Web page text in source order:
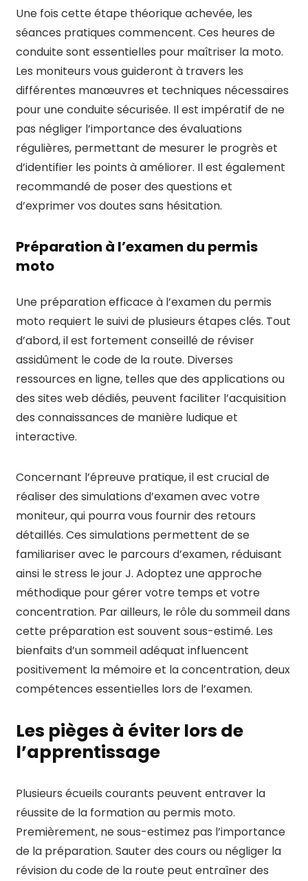
Une fois cette étape théorique achevée, les
séances pratiques commencent. Ces heures de
conduite sont essentielles pour maîtriser la moto.
Les moniteurs vous guideront à travers les
différentes manœuvres et techniques nécessaires
pour une conduite sécurisée. Il est impératif de ne
pas négliger l’importance des évaluations
régulières, permettant de mesurer le progrès et
d’identifier les points à améliorer. Il est également
recommandé de poser des questions et
d’exprimer vos doutes sans hésitation.
Préparation à l’examen du permis
moto
Une préparation efficace à l’examen du permis
moto requiert le suivi de plusieurs étapes clés. Tout
d’abord, il est fortement conseillé de réviser
assidûment le code de la route. Diverses
ressources en ligne, telles que des applications ou
des sites web dédiés, peuvent faciliter l’acquisition
des connaissances de manière ludique et
interactive.
Concernant l’épreuve pratique, il est crucial de
réaliser des simulations d’examen avec votre
moniteur, qui pourra vous fournir des retours
détaillés. Ces simulations permettent de se
familiariser avec le parcours d’examen, réduisant
ainsi le stress le jour J. Adoptez une approche
méthodique pour gérer votre temps et votre
concentration. Par ailleurs, le rôle du sommeil dans
cette préparation est souvent sous-estimé. Les
bienfaits d’un sommeil adéquat influencent
positivement la mémoire et la concentration, deux
compétences essentielles lors de l’examen.
Les pièges à éviter lors de
l’apprentissage
Plusieurs écueils courants peuvent entraver la
réussite de la formation au permis moto.
Premièrement, ne sous-estimez pas l’importance
de la préparation. Sauter des cours ou négliger la
révision du code de la route peut entraîner des